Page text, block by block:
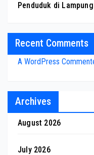
Penduduk di
Recent Comments
A WordPress
Archives
August 2026
July 2026